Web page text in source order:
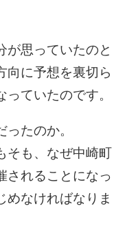
が思っていたのと
向に予想を裏切ら
ていたのです。
たのか。
そも、なぜ中崎町
されることになっ
めなければなりま